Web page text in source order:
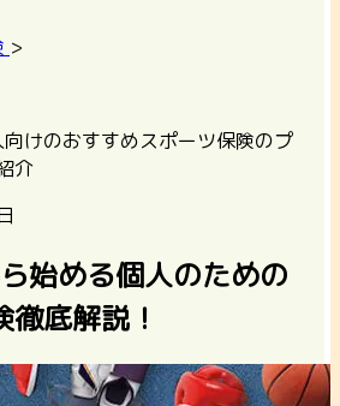
>
向けのおすすめスポーツ保険のプ
介
始める個人のための
底解説！